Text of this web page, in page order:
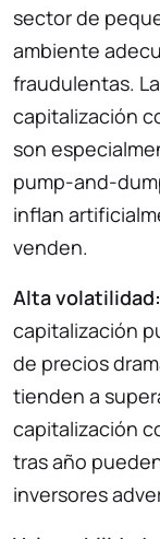
sector de
ambiente
fraudulentas.
capitalización
son
pump-and-
inflan
venden.
Alta volatilidad:
capitalización
de precios
tienden a
capitalización
tras año
inversores